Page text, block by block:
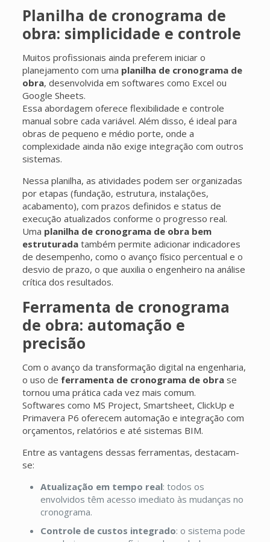
Planilha de cronograma de
obra: simplicidade e controle
Muitos profissionais ainda preferem iniciar o
planejamento com uma planilha de cronograma de
obra, desenvolvida em softwares como Excel ou
Google Sheets.
Essa abordagem oferece flexibilidade e controle
manual sobre cada variável. Além disso, é ideal para
obras de pequeno e médio porte, onde a
complexidade ainda não exige integração com outros
sistemas.
Nessa planilha, as atividades podem ser organizadas
por etapas (fundação, estrutura, instalações,
acabamento), com prazos definidos e status de
execução atualizados conforme o progresso real.
Uma planilha de cronograma de obra bem
estruturadatambém permite adicionar indicadores
de desempenho, como o avanço físico percentual e o
desvio de prazo, o que auxilia o engenheiro na análise
crítica dos resultados.
Ferramenta de cronograma
de obra: automação e
precisão
Com o avanço da transformação digital na engenharia,
o uso de ferramenta de cronograma de obrase
tornou uma prática cada vez mais comum.
Softwares como MS Project, Smartsheet, ClickUp e
Primavera P6 oferecem automação e integração com
orçamentos, relatórios e até sistemas BIM.
Entre as vantagens dessas ferramentas, destacam-
se:
Atualização em tempo real: todos os
envolvidos têm acesso imediato às mudanças no
cronograma.
Controle de custos integrado: o sistema pode